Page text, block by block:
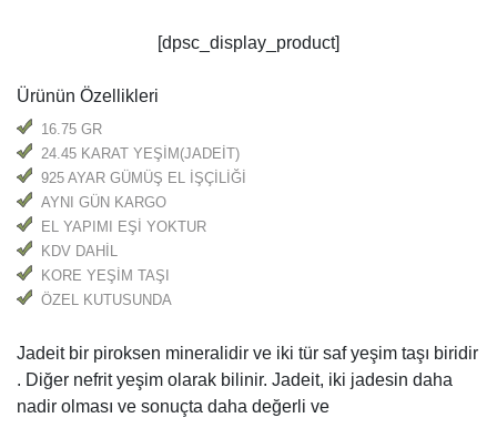
[dpsc_display_product]
Ürünün Özellikleri
16.75 GR
24.45 KARAT YEŞİM(JADEİT)
925 AYAR GÜMÜŞ EL İŞÇİLİĞİ
AYNI GÜN KARGO
EL YAPIMI EŞİ YOKTUR
KDV DAHİL
KORE YEŞİM TAŞI
ÖZEL KUTUSUNDA
Jadeit bir piroksen mineralidir ve iki tür saf yeşim taşı biridir
. Diğer nefrit yeşim olarak bilinir. Jadeit, iki jadesin daha
nadir olması ve sonuçta daha değerli ve